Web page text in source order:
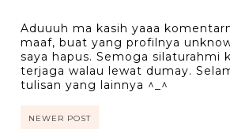
Aduuuh ma kasih yaaa
maaf, buat yang profilnya
saya hapus. Semoga silaturahmi
terjaga walau lewat dumay.
tulisan yang lainnya ^_^
NEWER POST